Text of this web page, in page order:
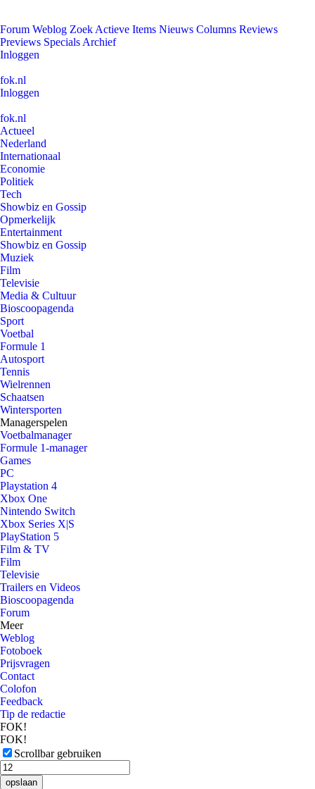
Forum Weblog Zoek Actieve Items Nieuws Columns Reviews
Previews Specials Archief
Inloggen
fok.nl
Inloggen
fok.nl
Actueel
Nederland
Internationaal
Economie
Politiek
Tech
Showbiz en Gossip
Opmerkelijk
Entertainment
Showbiz en Gossip
Muziek
Film
Televisie
Media & Cultuur
Bioscoopagenda
Sport
Voetbal
Formule 1
Autosport
Tennis
Wielrennen
Schaatsen
Wintersporten
Managerspelen
Voetbalmanager
Formule 1-manager
Games
PC
Playstation 4
Xbox One
Nintendo Switch
Xbox Series X|S
PlayStation 5
Film & TV
Film
Televisie
Trailers en Videos
Bioscoopagenda
Forum
Meer
Weblog
Fotoboek
Prijsvragen
Contact
Colofon
Feedback
Tip de redactie
FOK!
FOK!
Scrollbar gebruiken
opslaan